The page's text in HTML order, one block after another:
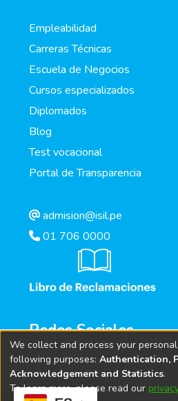
Empleabilidad
Carreras Técnicas
Escuela de Negocios
Cursos especializados
Diplomados
Blog
Test vocacional
Portal de Transparencia
admision@isil.pe
01 706 0000
Redes Sociales
We collect and process your
following purposes: Authentication,
Acknowledgement and Statistics.
To learn more, please read our